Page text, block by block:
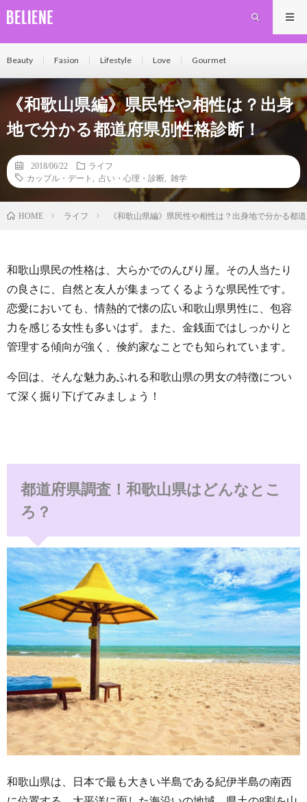
Beauty Fasion Lifestyle Love Gourmet
《和歌山県編》県民性や相性は？出身
地で分かる都道府県別性格診断！
2018/06/22
ライフ
カップル・デート
占い・心理・診断 雑学
HOME ライフ 《和歌山県編》県民性や相性は？出身地で分かる都
和歌山県民の性格は、大らかでのんびり屋。その人当たり
の良さに、自然と友人が集まってくるような県民性です。
恋愛においても、情熱的で懐の広い和歌山県男性に、包容
力を感じる女性も多いはず。また、金銭面ではしっかりと
管理する傾向が強く、倹約家なことでも知られています。
今回は、そんな魅力あふれる和歌山県の男女の特徴につい
て深く掘り下げてみましょう！
都道府県調査！和歌山県はどんなとこ
ろ？
和歌山県は、日本で最も大きい半島である紀伊半島の南西